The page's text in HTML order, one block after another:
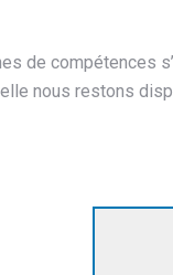
de compétences
nous restons